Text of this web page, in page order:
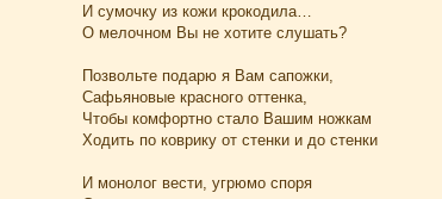
И сумочку из кожи крокодила…
О мелочном Вы не хотите слушать?
Позвольте подарю я Вам сапожки,
Сафьяновые красного оттенка,
Чтобы комфортно стало Вашим ножкам
Ходить по коврику от стенки и до стенки
И монолог вести, угрюмо споря